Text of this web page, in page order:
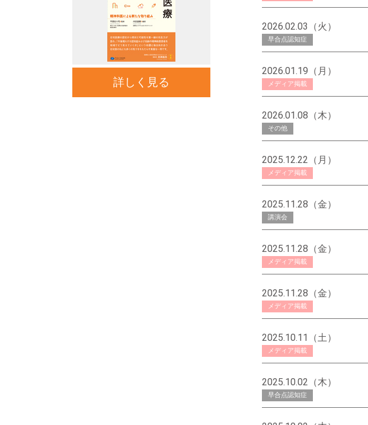
詳しく見る
2026.02.03（火）
早合点認知症
2026.01.19（月）
メディア掲載
2026.01.08（木）
その他
2025.12.22（月）
メディア掲載
2025.11.28（金）
講演会
2025.11.28（金）
メディア掲載
2025.11.28（金）
メディア掲載
2025.10.11（土）
メディア掲載
2025.10.02（木）
早合点認知症